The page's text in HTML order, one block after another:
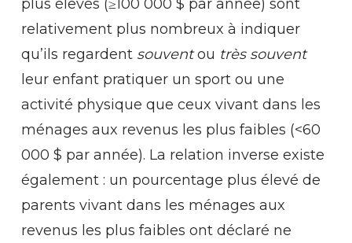
plus élevés (≥100 000 $ par année) sont
relativement plus nombreux à indiquer
qu’ils regardent souventou très souvent
leur enfant pratiquer un sport ou une
activité physique que ceux vivant dans les
ménages aux revenus les plus faibles (<60
000 $ par année). La relation inverse existe
également : un pourcentage plus élevé de
parents vivant dans les ménages aux
revenus les plus faibles ont déclaré ne